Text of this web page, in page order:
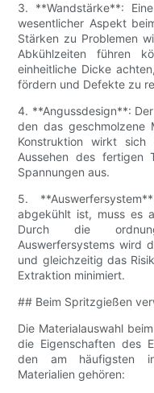
3. **Wandstärke**:
wesentlicher Aspekt
Stärken zu Problemen
Abkühlzeiten führen
einheitliche Dicke
fördern und Defekte zu
4. **Angussdesign**:
den das geschmolzene
Konstruktion wirkt
Aussehen des fertigen
Spannungen aus.
5.
abgekühlt ist, muss es
Durch die
Auswerfersystems wird
und gleichzeitig das
Extraktion minimiert.
## Beim Spritzgießen
Die Materialauswahl
die Eigenschaften des
den am häufigsten
Materialien gehören: